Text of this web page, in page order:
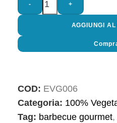
- +
AGGIUNGI
COD: EVG006
Categoria: 100%
Tag: barbecue gourmet,